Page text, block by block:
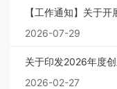
【工作通知】关于
2026-07-29
关于印发2026年度
2026-02-27